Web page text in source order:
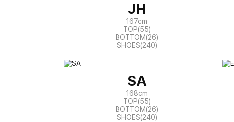
JH
167cm
TOP(55)
BOTTOM(26)
SHOES(240)
SA
168cm
TOP(55)
BOTTOM(26)
SHOES(240)